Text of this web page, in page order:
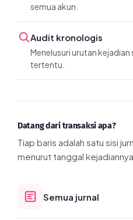
semua akun.
Audit kronologis
Menelusuri urutan
tertentu.
Datang dari transaksi apa?
Tiap baris adalah satu sisi
menurut tanggal
Semua jurnal